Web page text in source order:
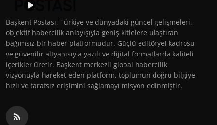
Başkent Postası, Türkiye ve dünyadaki güncel gelişmeleri,
objektif habercilik anlayışıyla geniş kitlelere ulaştıran
bağımsız bir haber platformudur. Güçlü editöryel kadrosu
ve güvenilir altyapısıyla yazılı ve dijital formatlarda kaliteli
içerikler üretir. Başkent merkezli global habercilik
vizyonuyla hareket eden platform, toplumun doğru bilgiye
hızlı ve tarafsız erişimini sağlamayı misyon edinmiştir.